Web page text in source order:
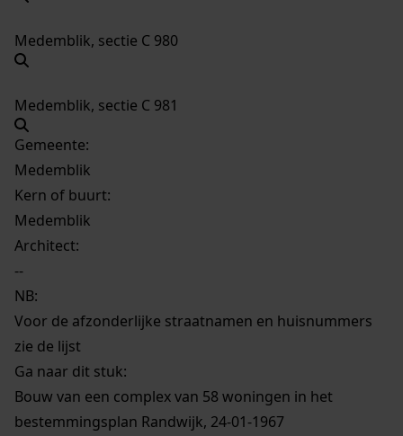
Medemblik, sectie C 980
Medemblik, sectie C 981
Gemeente:
Medemblik
Kern of buurt:
Medemblik
Architect:
--
NB:
Voor de afzonderlijke straatnamen en huisnummers
zie de lijst
Ga naar dit stuk:
Bouw van een complex van 58 woningen in het
bestemmingsplan Randwijk, 24-01-1967